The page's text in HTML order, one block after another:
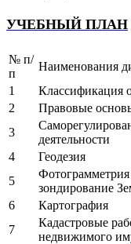
УЧЕБНЫЙ ПЛАН
№ п/
п
Наименования
1
Классификация
2
Правовые
3
деятельности
4
Геодезия
5
зондирование
6
Картография
7
Кадастровые
недвижимого